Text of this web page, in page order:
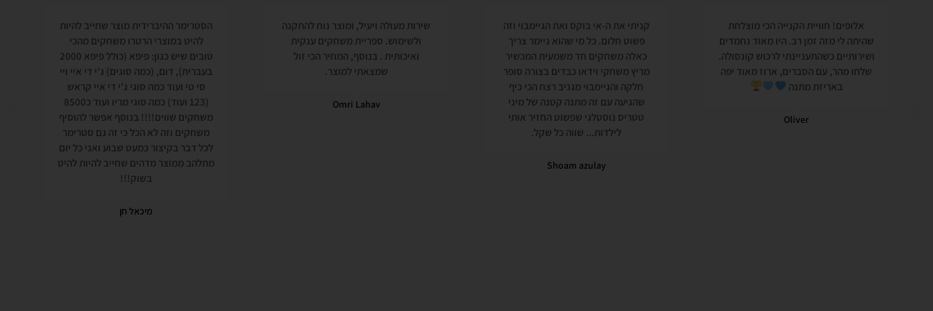
אלופים! חוויית הקנייה הכי מוצלחת
שהיתה לי מזה זמן רב. היו מאוד נחמדים
ושירותיים כשהתעניינתי לרכוש קונסולה.
שלחו מהר, עם הסברים, ארוז מאוד יפה
באריזת מתנה
Oliver
קניתי את ה-אי בוקס ואת הגיימבוי וזה
פשוט חלום. כל מי שהוא גיימר צריך
כאלה משחקים חד משמעית המכשיר
מריץ משחקי וידאו כבדים בצורה סופר
חלקה והגיימבוי מגניב רצח הכי כיף
שהגיעה עם זה מתנה קטנה של מיני
טטריס נוסטלגי שפשוט החזיר אותי
לילדות... שווה כל שקל.
Shoam azulay
שירות מעולה ויעיל, ומוצר נוח להתקנה
ולשימוש. ספריית משחקים ענקית
ואיכותית . בנוסף, המחיר הכי זול
שמצאתי למוצר.
Omri Lahav
הסטרימר ההיברידית מוצר שחייב להיות
להיט במוצרי הרטרו משחקים מהכי
טובים שיש כגון: פיפא (כולל פיפא 2000
בעברית), דום, (כמה סוגים) ג'י די איי ויי
סי טי ועוד כמה סוגי ג'י די איי קראש
(123 ועוד) כמה סוגי מריו ועוד כ8500
משחקים שווים!!!! בנוסף אפשר להוסיף
משחקים וזה לא הכל כי זה גם סטרימר
לכל דבר בקיצור כמעט שבוע ואני כל יום
מתלהב ממוצר מדהים שחייב להיות להיט
בשוק!!!
מיכאל חן